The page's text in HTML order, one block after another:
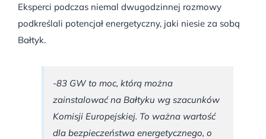
Eksperci podczas niemal dwugodzinnej rozmowy
podkreślali potencjał energetyczny, jaki niesie za sobą
Bałtyk.
-83 GW to moc, którą można
zainstalować na Bałtyku wg szacunków
Komisji Europejskiej. To ważna wartość
dla bezpieczeństwa energetycznego, o